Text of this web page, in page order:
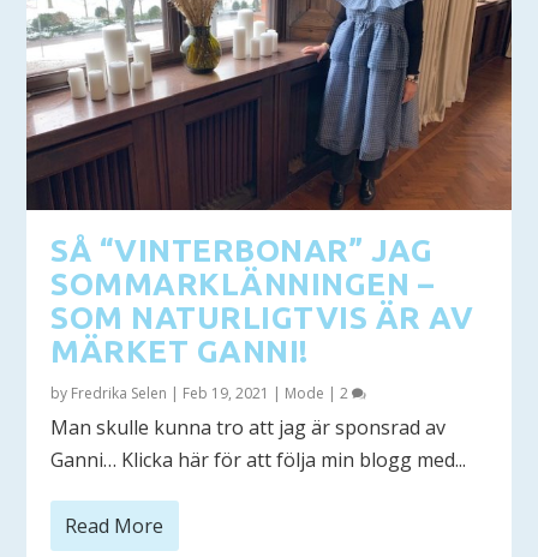
SÅ “VINTERBONAR” JAG
SOMMARKLÄNNINGEN –
SOM NATURLIGTVIS ÄR AV
MÄRKET GANNI!
by Fredrika Selen | Feb 19, 2021 | Mode |2
Man skulle kunna tro att jag är sponsrad av
Ganni… Klicka här för att följa min blogg med...
Read More